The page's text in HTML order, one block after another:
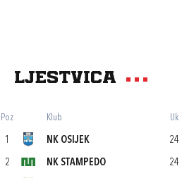
Ljestvica
Poz Klub Uk
1 NK OSIJEK 24
2 NK STAMPEDO 24